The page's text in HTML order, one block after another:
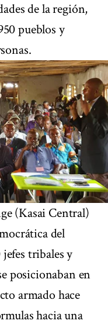
de la región,
pueblos y
(Kasai Central)
del
tribales y
posicionaban en
armado hace
hacia una